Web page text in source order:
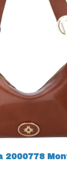
2000778